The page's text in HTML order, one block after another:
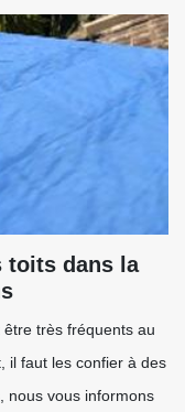
toits dans la
très fréquents au
il faut les confier à des
nous vous informons